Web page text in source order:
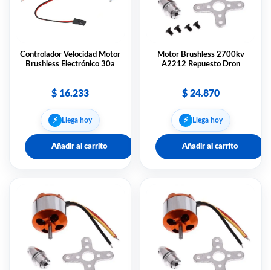
Controlador Velocidad Motor
Brushless Electrónico 30a
$ 16.233
⚡︎ Llega hoy
Añadir al carrito
Motor Brushless 2700kv
A2212 Repuesto Dron
$ 24.870
⚡︎ Llega hoy
Añadir al carrito